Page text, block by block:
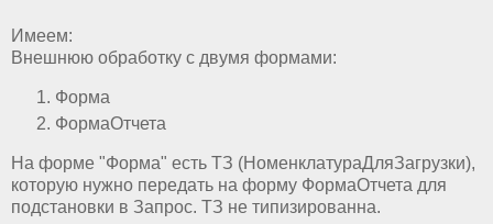
Имеем:
Внешнюю обработку с двумя формами:
Форма
ФормаОтчета
На форме "Форма" есть ТЗ (НоменклатураДляЗагрузки),
которую нужно передать на форму ФормаОтчета для
подстановки в Запрос. ТЗ не типизированна.